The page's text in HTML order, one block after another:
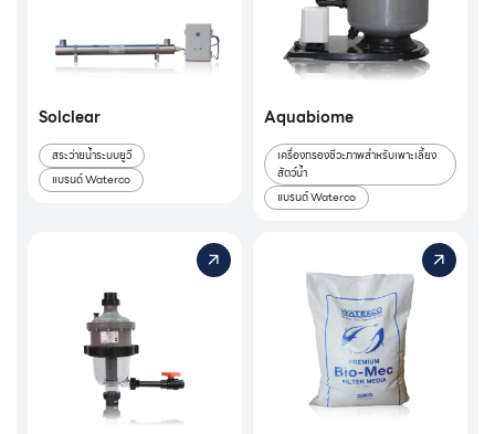
Solclear
สระว่ายน้ำระบบยูวี
แบรนด์ Waterco
Aquabiome
เครื่องกรองชีวะภาพสำหรับเพาะเลี้ยง
สัตว์น้ำ
แบรนด์ Waterco